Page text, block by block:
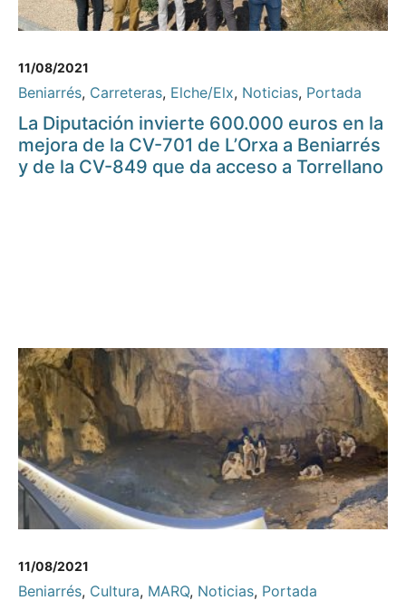
11/08/2021
Beniarrés, Carreteras, Elche/Elx, Noticias, Portada
La Diputación invierte 600.000 euros en la
mejora de la CV-701 de L’Orxa a Beniarrés
y de la CV-849 que da acceso a Torrellano
11/08/2021
Beniarrés, Cultura, MARQ, Noticias, Portada